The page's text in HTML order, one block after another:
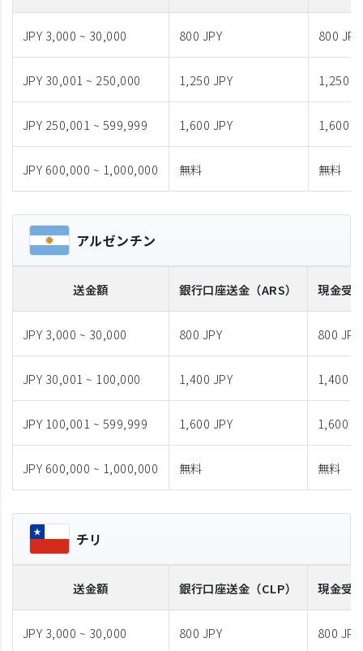
JPY 3,000 ~ 30,000 800 JPY 800 JPY
JPY 30,001 ~ 250,000 1,250 JPY 1,250
JPY 250,001 ~ 599,999 1,600 JPY 1,600
JPY 600,000 ~ 1,000,000 無料 無料
アルゼンチン
送金額 銀行口座送金 （ARS） 現金受
JPY 3,000 ~ 30,000 800 JPY 800 JPY
JPY 30,001 ~ 100,000 1,400 JPY 1,400
JPY 100,001 ~ 599,999 1,600 JPY 1,600
JPY 600,000 ~ 1,000,000 無料 無料
チリ
送金額 銀行口座送金 （CLP） 現金受
JPY 3,000 ~ 30,000 800 JPY 800 JPY